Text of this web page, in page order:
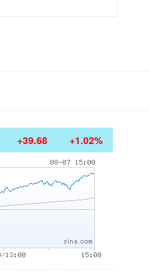
+39.68 +1.02%